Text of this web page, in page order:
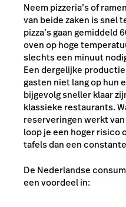
Neem pizzeria’s of
van beide zaken is snel
pizza’s gaan gemiddeld
oven op hoge
slechts een minuut
Een dergelijke
gasten niet lang op hun
bijgevolg sneller klaar
klassieke restaurants.
reserveringen werkt
loop je een hoger risico
tafels dan een
De Nederlandse
een voordeel in: